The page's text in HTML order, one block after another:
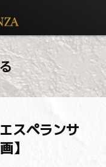
スペランサ
】